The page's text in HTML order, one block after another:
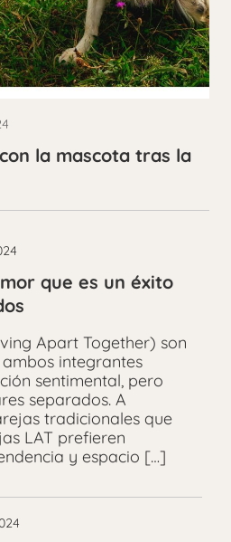
la mascota tras la
que es un éxito
Apart Together) son
integrantes
sentimental, pero
separados. A
tradicionales que
LAT prefieren
y espacio […]